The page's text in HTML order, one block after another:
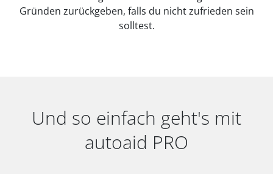
Gründen zurückgeben, falls du nicht zufrieden sein
solltest.
Und so einfach geht's mit
autoaid PRO